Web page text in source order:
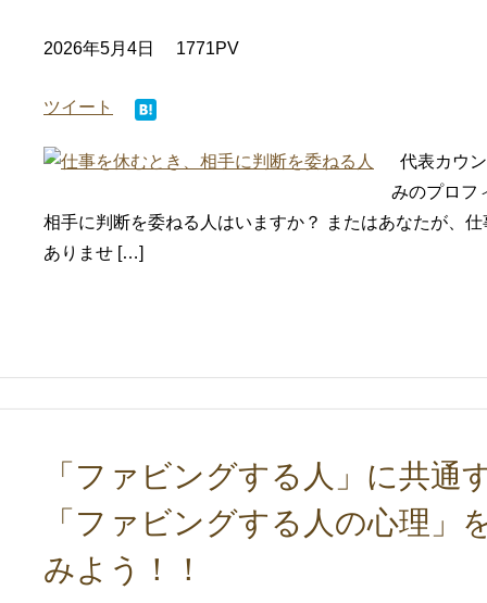
2026年5月4日 1771PV
ツイート
代表カウ
みのプロフ
相手に判断を委ねる人はいますか？ またはあなたが、
ありませ […]
「ファビングする人」に共通
「ファビングする人の心理」
みよう！！